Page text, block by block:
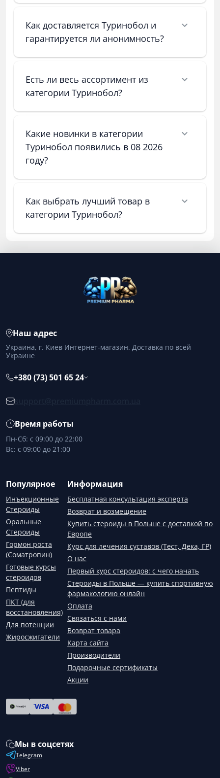
Как доставляется Туринобол и
гарантируется ли анонимность?
Есть ли весь ассортимент из
категории Туринобол?
Какие новинки в категории
Туринобол появились в 08 2026
году?
Как выбрать лучший товар в
категории Туринобол?
Наш адрес
Украина, г. Киев Интернет-магазин. Доставка по всей
Украине
+380 (73) 501 65 24
Время работы
Пн-Сб: с 09:00 до 22:00
Вс: с 09:00 до 21:00
Популярное
Инъекционные
Стероиды
Оральные
Стероиды
Гормон роста
(Соматропин)
Готовые курсы
стероидов
Пептиды
ПКТ (для
восстановления)
Для потенции
Жиросжигатели
Информация
Бесплатная консультация эксперта
Возврат и возмещение
Купить стероиды в Польше с доставкой по
Европе
Курс для лечения суставов (Тест, Дека, ГР)
О нас
Первый курс стероидов: с чего начать
Стероиды в Польше — купить спортивную
фармакологию онлайн
Оплата
Связаться с нами
Возврат товара
Карта сайта
Производители
Подарочные сертификаты
Акции
Мы в соцсетях
Telegram
Viber